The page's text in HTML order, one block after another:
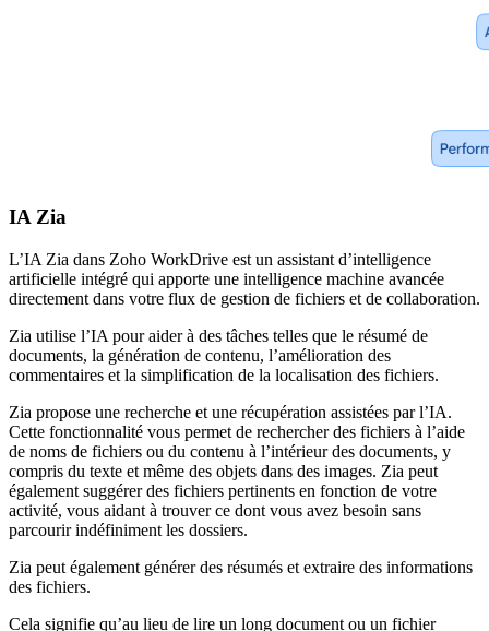
IA Zia
L’IA Zia dans Zoho WorkDrive est un assistant d’intelligence
artificielle intégré qui apporte une intelligence machine avancée
directement dans votre flux de gestion de fichiers et de collaboration.
Zia utilise l’IA pour aider à des tâches telles que le résumé de
documents, la génération de contenu, l’amélioration des
commentaires et la simplification de la localisation des fichiers.
Zia propose une recherche et une récupération assistées par l’IA.
Cette fonctionnalité vous permet de rechercher des fichiers à l’aide
de noms de fichiers ou du contenu à l’intérieur des documents, y
compris du texte et même des objets dans des images. Zia peut
également suggérer des fichiers pertinents en fonction de votre
activité, vous aidant à trouver ce dont vous avez besoin sans
parcourir indéfiniment les dossiers.
Zia peut également générer des résumés et extraire des informations
des fichiers.
Cela signifie qu’au lieu de lire un long document ou un fichier